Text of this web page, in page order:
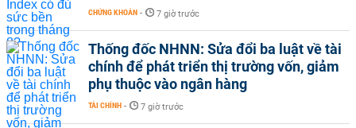
CHỨNG KHOÁN - 7 giờ trước
Thống đốc NHNN: Sửa đổi ba luật về tài
chính để phát triển thị trường vốn, giảm
phụ thuộc vào ngân hàng
TÀI CHÍNH - 7 giờ trước